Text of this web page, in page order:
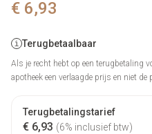
€ 6,93
Terugbetaalbaar
Als je recht hebt op een terugbetaling
apotheek een verlaagde prijs en niet
Terugbetalingstarief
€ 6,93 (6% inclusief btw)